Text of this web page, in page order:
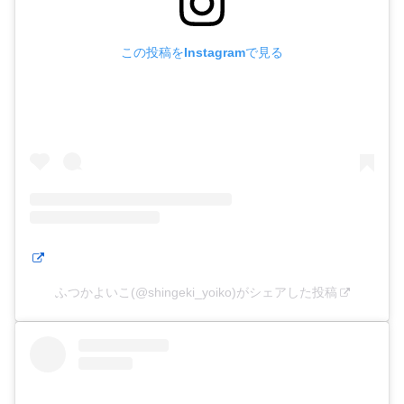
この投稿をInstagramで見る
ふつかよいこ(@shingeki_yoiko)がシェアした投稿